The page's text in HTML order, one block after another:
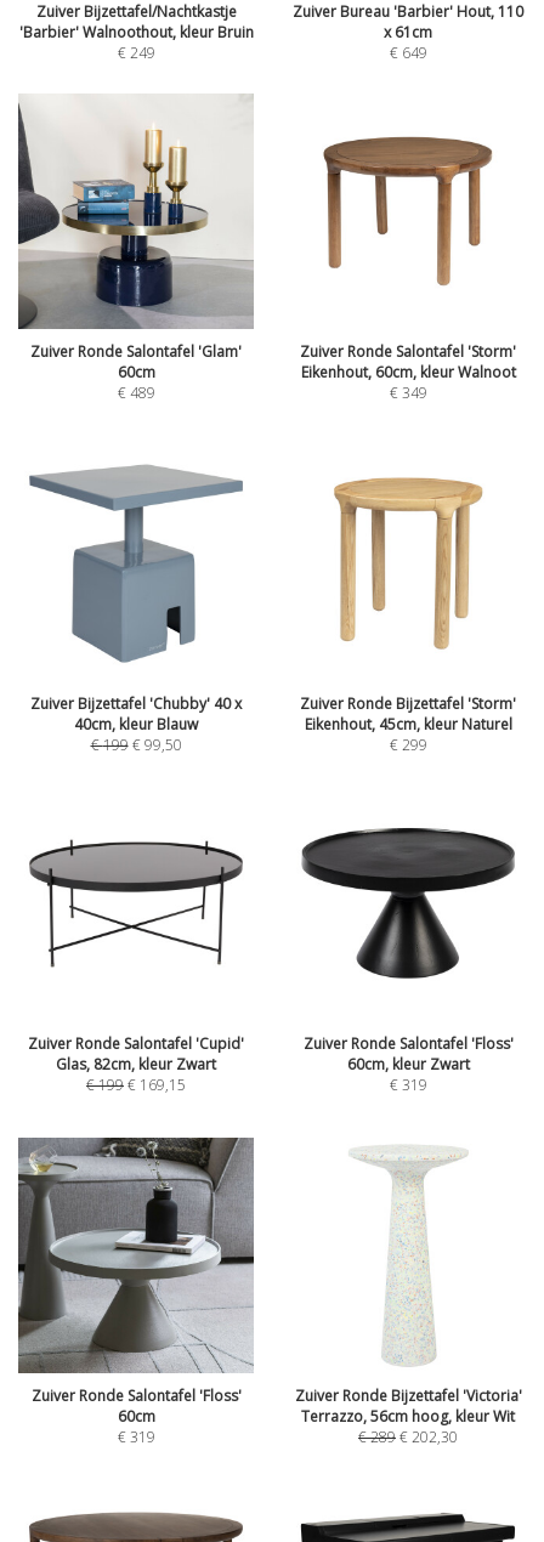
Zuiver Bijzettafel/Nachtkastje
'Barbier' Walnoothout, kleur Bruin
€249
Zuiver Bureau 'Barbier' Hout, 110
x 61cm
€ 649
Zuiver Ronde Salontafel 'Glam'
60cm
€489
Zuiver Ronde Salontafel 'Storm'
Eikenhout, 60cm, kleur Walnoot
€349
Zuiver Bijzettafel 'Chubby' 40 x
40cm, kleur Blauw
€199 €99,50
Zuiver Ronde Bijzettafel 'Storm'
Eikenhout, 45cm, kleur Naturel
€299
Zuiver Ronde Salontafel 'Cupid'
Glas, 82cm, kleur Zwart
€199€ 169,15
Zuiver Ronde Salontafel 'Floss'
60cm, kleur Zwart
€319
Zuiver Ronde Salontafel 'Floss'
60cm
€319
Zuiver Ronde Bijzettafel 'Victoria'
Terrazzo, 56cm hoog, kleur Wit
€289€202,30